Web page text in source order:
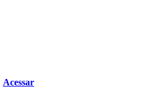
Acessar